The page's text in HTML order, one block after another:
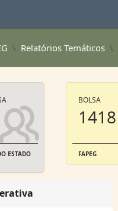
Relatórios Temáticos
ESTADO
BOLSA
1418
FAPEG